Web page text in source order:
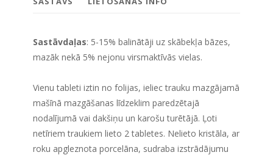
Sastāvdaļas: 5-15% balinātāji uz skābekļa bāzes,
mazāk nekā 5% nejonu virsmaktīvās vielas.
Vienu tableti iztin no folijas, ieliec trauku mazgājamā
mašīnā mazgāšanas līdzeklim paredzētajā
nodalījumā vai dakšiņu un karošu turētājā. Ļoti
netīriem traukiem lieto 2 tabletes. Nelieto kristāla, ar
roku apgleznota porcelāna, sudraba izstrādājumu